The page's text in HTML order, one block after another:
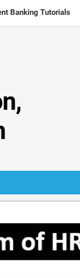
Banking Tutorials